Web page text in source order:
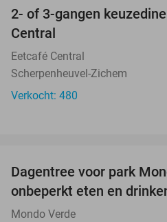
2- of 3-gangen
Central
Eetcafé Central
Scherpenheuvel-Zichem
Verkocht: 480
Dagentree voor park
onbeperkt eten en
Mondo Verde